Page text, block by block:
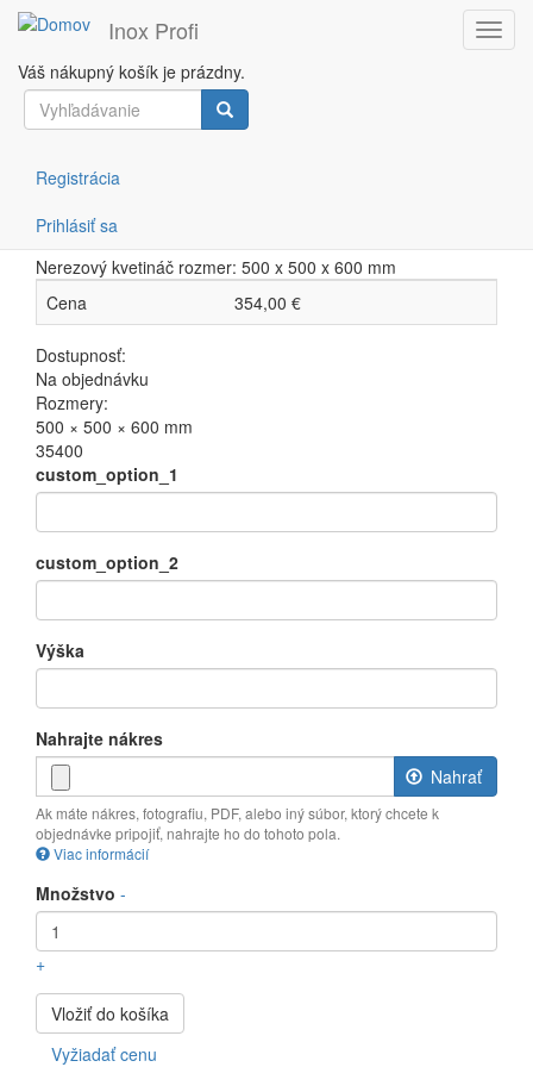
Skočiť
hlavný
Inox Profi
Váš nákupný košík je prázdny.
Vyhľadávanie
Registrácia
Prihlásiť sa
Atlanta
Domov
Záhradný sortiment
Atlanta
Nerezový kvetináč rozmer: 500 x 500 x 600 mm
Cena
354,00 €
Dostupnosť:
Na objednávku
Rozmery:
500 × 500 × 600 mm
35400
custom_option_1
custom_option_2
Výška
Nahrajte nákres
Nahrať
Ak máte nákres, fotografiu, PDF, alebo iný súbor, ktorý chcete k
objednávke pripojiť, nahrajte ho do tohoto pola.
Viac informácií
musia
MB
Povolené
typy
Množstvo -
+
Vložiť do košíka
Vyžiadať cenu